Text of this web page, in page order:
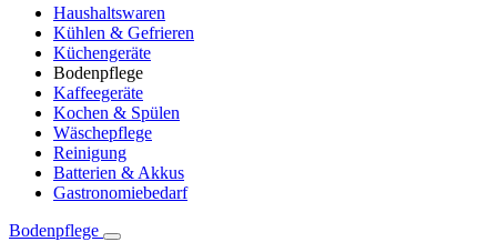
Haushaltswaren
Kühlen & Gefrieren
Küchengeräte
Bodenpflege
Kaffeegeräte
Kochen & Spülen
Wäschepflege
Reinigung
Batterien & Akkus
Gastronomiebedarf
Bodenpflege